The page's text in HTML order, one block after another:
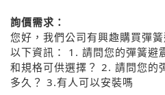
詢價需求：
您好，我們公司有興趣購買彈
以下資訊： 1. 請問您的彈簧避
和規格可供選擇？ 2. 請問您的
多久？ 3.有人可以安裝嗎